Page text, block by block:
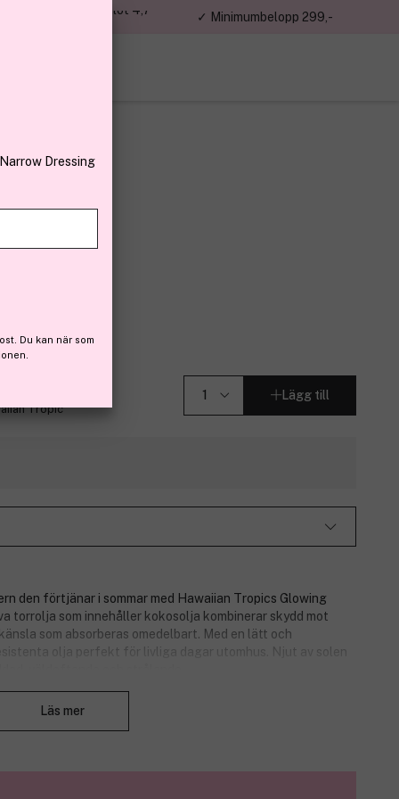
kunder – Trustpilot 4,7
✓ Minimumbelopp 299,-
200ml
Tropic
Lägg till
den förtjänar i sommar med Hawaiian Tropics Glowing
torrolja som innehåller kokosolja kombinerar skydd mot
som absorberas omedelbart. Med en lätt och
olja perfekt för livliga dagar utomhus. Njut av solen
Läs mer
Dressing
Du kan när som